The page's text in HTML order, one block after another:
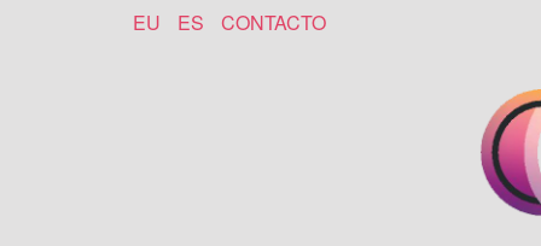
EU ES CONTACTO